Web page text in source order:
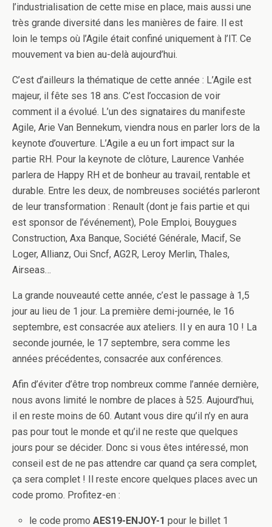
l’industrialisation de cette mise en place, mais aussi une
très grande diversité dans les manières de faire. Il est
loin le temps où l’Agile était confiné uniquement à l’IT. Ce
mouvement va bien au-delà aujourd’hui.
C’est d’ailleurs la thématique de cette année : L’Agile est
majeur, il fête ses 18 ans. C’est l’occasion de voir
comment il a évolué. L’un des signataires du manifeste
Agile, Arie Van Bennekum, viendra nous en parler lors de la
keynote d’ouverture. L’Agile a eu un fort impact sur la
partie RH. Pour la keynote de clôture, Laurence Vanhée
parlera de Happy RH et de bonheur au travail, rentable et
durable. Entre les deux, de nombreuses sociétés parleront
de leur transformation : Renault (dont je fais partie et qui
est sponsor de l’événement), Pole Emploi, Bouygues
Construction, Axa Banque, Société Générale, Macif, Se
Loger, Allianz, Oui Sncf, AG2R, Leroy Merlin, Thales,
Airseas…
La grande nouveauté cette année, c’est le passage à 1,5
jour au lieu de 1 jour. La première demi-journée, le 16
septembre, est consacrée aux ateliers. Il y en aura 10 ! La
seconde journée, le 17 septembre, sera comme les
années précédentes, consacrée aux conférences.
Afin d’éviter d’être trop nombreux comme l’année dernière,
nous avons limité le nombre de places à 525. Aujourd’hui,
il en reste moins de 60. Autant vous dire qu’il n’y en aura
pas pour tout le monde et qu’il ne reste que quelques
jours pour se décider. Donc si vous êtes intéressé, mon
conseil est de ne pas attendre car quand ça sera complet,
ça sera complet ! Il reste encore quelques places avec un
code promo. Profitez-en :
le codepromo AES19-ENJOY-1 pour le billet 1